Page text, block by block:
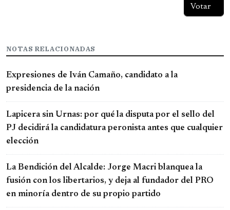
NOTAS RELACIONADAS
Expresiones de Iván Camaño, candidato a la
presidencia de la nación
Lapicera sin Urnas: por qué la disputa por el sello del
PJ decidirá la candidatura peronista antes que cualquier
elección
La Bendición del Alcalde: Jorge Macri blanquea la
fusión con los libertarios, y deja al fundador del PRO
en minoría dentro de su propio partido